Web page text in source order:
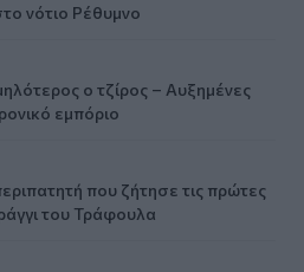
νότιο Ρέθυμνο
ο τζίρος – Αυξημένες
εμπόριο
που ζήτησε τις πρώτες
του Τράφουλα